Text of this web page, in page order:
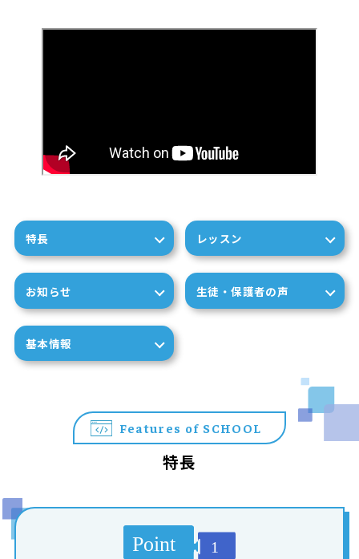
特長 レッスン
お知らせ 生徒・保護者の声
基本情報
Features of SCHOOL
特長